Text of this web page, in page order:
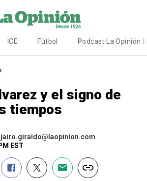
ICE Fútbol Podcast La Opinión
y el signo de
tiempos
EST